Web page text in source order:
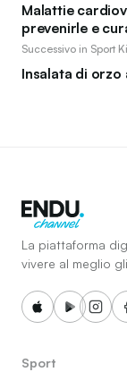
Malattie
prevenirle e
Successivo in Sport
Insalata di
La piattaforma
vivere al meglio
Sport